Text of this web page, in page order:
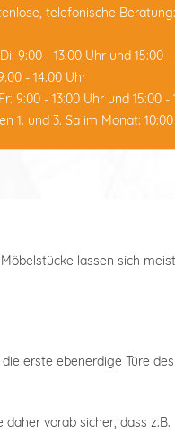
telefonische Beratung:
9:00 - 13:00 Uhr und 15:00 -
- 14:00 Uhr
9:00 - 13:00 Uhr und 15:00 -
1. und 3. Sa im Monat:
lassen sich
erste ebenerdige Türe
vorab sicher, dass z.B.